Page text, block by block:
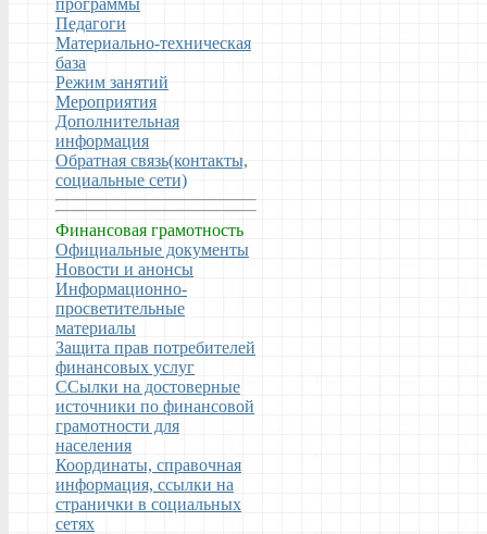
программы
Педагоги
Материально-техническая
база
Режим занятий
Мероприятия
Дополнительная
информация
Обратная связь(контакты,
социальные сети)
Финансовая грамотность
Официальные документы
Новости и анонсы
Информационно-
просветительные
материалы
Защита прав потребителей
финансовых услуг
ССылки на достоверные
источники по финансовой
грамотности для
населения
Координаты, справочная
информация, ссылки на
странички в социальных
сетях